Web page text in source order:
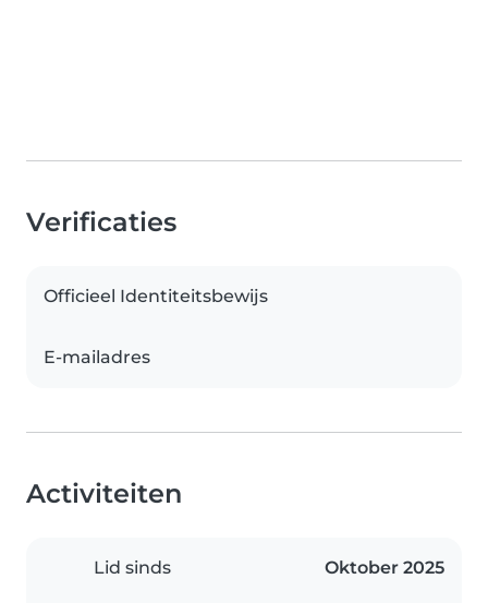
Verificaties
Officieel Identiteitsbewijs
E-mailadres
Activiteiten
Lid sinds Oktober 2025